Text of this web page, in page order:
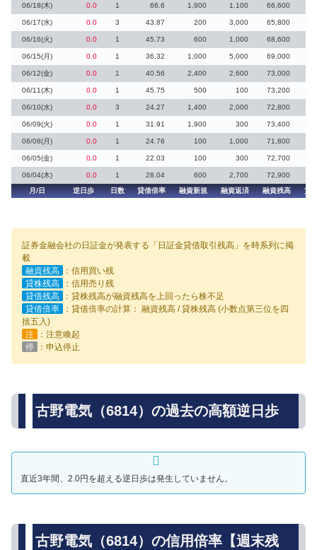
06/18(木) 0.0 1 66.6 1,900 1,100 66,600
06/17(水) 0.0 3 43.87 200 3,000 65,800
06/16(火) 0.0 1 45.73 600 1,000 68,600
06/15(月) 0.0 1 36.32 1,000 5,000 69,000
06/12(金) 0.0 1 40.56 2,400 2,600 73,000
06/11(木) 0.0 1 45.75 500 100 73,200
06/10(水) 0.0 3 24.27 1,400 2,000 72,800
06/09(火) 0.0 1 31.91 1,900 300 73,400
06/08(月) 0.0 1 24.76 100 1,000 71,800
06/05(金) 0.0 1 22.03 100 300 72,700
06/04(木) 0.0 1 28.04 600 2,700
72,900
月/日
逆日歩 日数 貸借倍率 融資新規 融資返済 融資残高 貸
証券金融会社の日証金が発表する「日証金貸借取引残高」を時系列に掲
載
融資残高
：信用買い残
貸株残高
：信用売り残
貸借残高
：貸株残高が融資残高を上回ったら株不足
貸借倍率
：貸借倍率の計算： 融資残高 / 貸株残高 (小数点第三位を四
捨五入)
注
：注意喚起
停
：申込停止
古野電気（6814）の過去の高額逆日歩
直近3年間、2.0円を超える逆日歩は発生していません。
古野電気（6814）の信用倍率【週末残